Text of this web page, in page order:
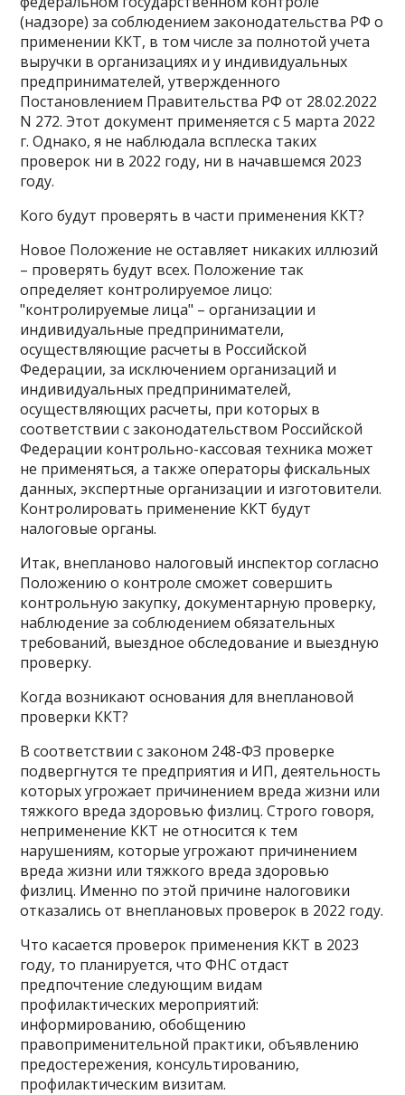
(надзоре) за соблюдением законодательства РФ о
применении ККТ, в том числе за полнотой учета
выручки в организациях и у индивидуальных
предпринимателей, утвержденного
Постановлением Правительства РФ от 28.02.2022
N 272. Этот документ применяется с 5 марта 2022
г. Однако, я не наблюдала всплеска таких
проверок ни в 2022 году, ни в начавшемся 2023
году.
Кого будут проверять в части применения ККТ?
Новое Положение не оставляет никаких иллюзий
– проверять будут всех. Положение так
определяет контролируемое лицо:
"контролируемые лица" – организации и
индивидуальные предприниматели,
осуществляющие расчеты в Российской
Федерации, за исключением организаций и
индивидуальных предпринимателей,
осуществляющих расчеты, при которых в
соответствии с законодательством Российской
Федерации контрольно-кассовая техника может
не применяться, а также операторы фискальных
данных, экспертные организации и изготовители.
Контролировать применение ККТ будут
налоговые органы.
Итак, внепланово налоговый инспектор согласно
Положению о контроле сможет совершить
контрольную закупку, документарную проверку,
наблюдение за соблюдением обязательных
требований, выездное обследование и выездную
проверку.
Когда возникают основания для внеплановой
проверки ККТ?
В соответствии с законом 248-ФЗ проверке
подвергнутся те предприятия и ИП, деятельность
которых угрожает причинением вреда жизни или
тяжкого вреда здоровью физлиц. Строго говоря,
неприменение ККТ не относится к тем
нарушениям, которые угрожают причинением
вреда жизни или тяжкого вреда здоровью
физлиц. Именно по этой причине налоговики
отказались от внеплановых проверок в 2022 году.
Что касается проверок применения ККТ в 2023
году, то планируется, что ФНС отдаст
предпочтение следующим видам
профилактических мероприятий:
информированию, обобщению
правоприменительной практики, объявлению
предостережения, консультированию,
профилактическим визитам.